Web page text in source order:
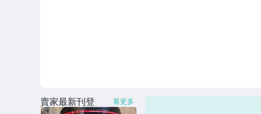
賣家最新刊登 看更多